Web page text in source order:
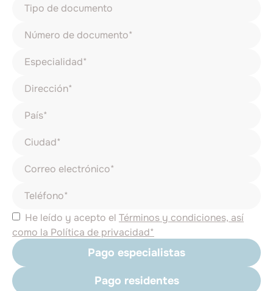
He leído y acepto el Términos y condiciones, así
como la Política de privacidad*
Pago especialistas
Pago residentes